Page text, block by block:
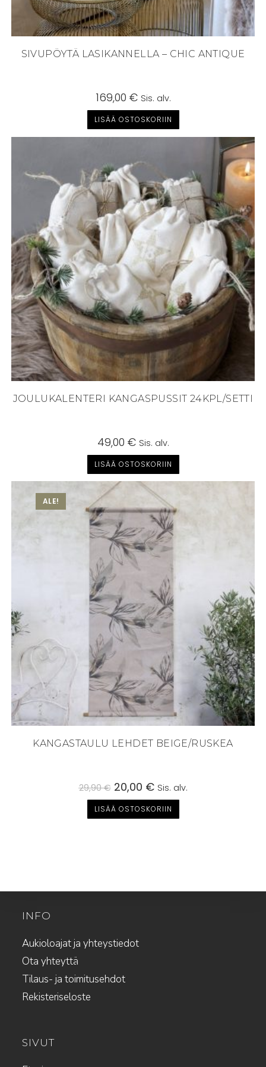
SIVUPÖYTÄ LASIKANNELLA – CHIC ANTIQUE
169,00 € Sis. alv.
LISÄÄ OSTOSKORIIN
JOULUKALENTERI KANGASPUSSIT 24KPL/SETTI
49,00 € Sis. alv.
LISÄÄ OSTOSKORIIN
ALE!
KANGASTAULU LEHDET BEIGE/RUSKEA
29,90€ Alkuperäinen
hinta
oli:
29,90 €.
20,00 €Nykyinen
hinta
on:
20,00 €.
Sis. alv.
LISÄÄ OSTOSKORIIN
INFO
Aukioloajat ja yhteystiedot
Ota yhteyttä
Tilaus- ja toimitusehdot
Rekisteriseloste
SIVUT